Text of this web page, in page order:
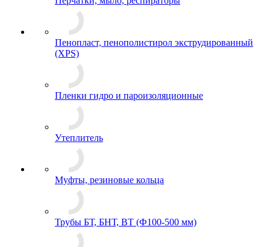
Пенопласт, пенополистирол экструдированный
(XPS)
Пленки гидро и пароизоляционные
Утеплитель
Муфты, резиновые кольца
Трубы БТ, БНТ, ВТ (Ф100-500 мм)